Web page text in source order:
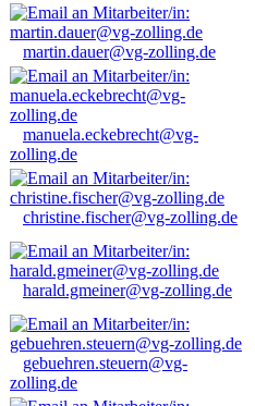
martin.dauer@vg-zolling.de
manuela.eckebrecht@vg-
zolling.de
christine.fischer@vg-zolling.de
harald.gmeiner@vg-zolling.de
gebuehren.steuern@vg-
zolling.de